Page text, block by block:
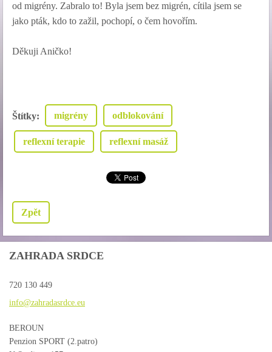
od migrény. Zabralo to! Byla jsem bez migrén, cítila jsem se
jako pták, kdo to zažil, pochopí, o čem hovořím.
Děkuji Aničko!
Štítky: migrény odblokování
reflexní terapie reflexní masáž
Zpět
ZAHRADA SRDCE
720 130 449
info@zahradasrdce.eu
BEROUN
Penzion SPORT (2.patro)